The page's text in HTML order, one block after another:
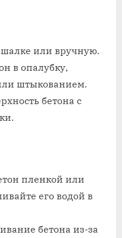
или вручную.
в опалубку,
штыкованием.
бетона с
пленкой или
его водой в
бетона из-за